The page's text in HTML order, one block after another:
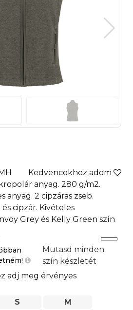
Kedvencekhez adom
anyag. 280 g/m2.
anyag. 2 cipzáras zseb.
cipzár. Kivételes
Grey és Kelly Green szín
Mutasd minden
szín készletét
adj meg érvényes
S M